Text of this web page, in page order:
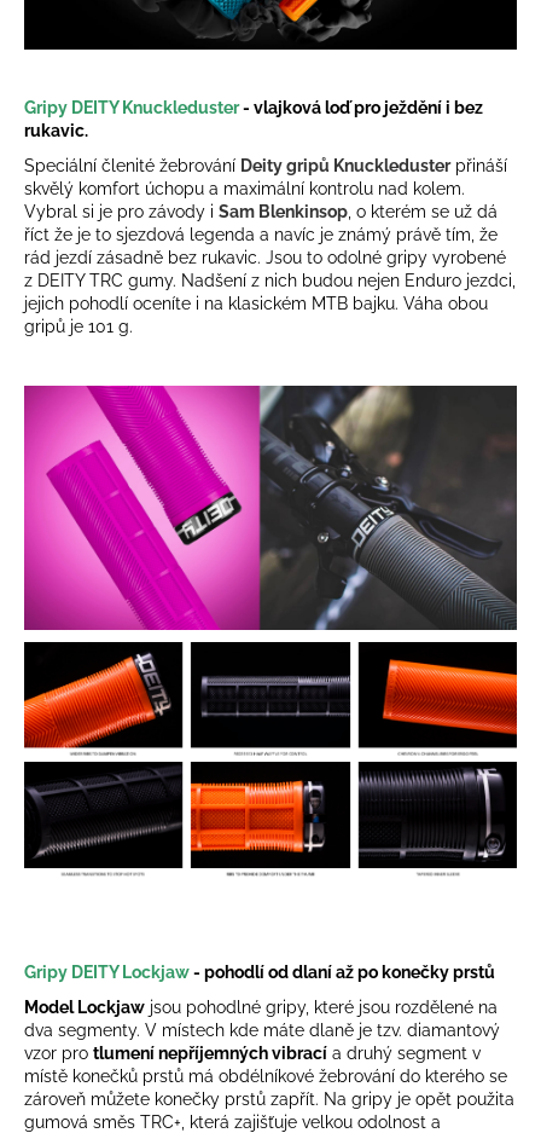
Gripy DEITY Knuckleduster- vlajková loď pro ježdění i bez
rukavic.
Speciální členité žebrování Deity gripů Knuckledusterpřináší
skvělý komfort úchopu a maximální kontrolu nad kolem.
Vybral si je pro závody i Sam Blenkinsop, o kterém se už dá
říct že je to sjezdová legenda a navíc je známý právě tím, že
rád jezdí zásadně bez rukavic. Jsou to odolné gripy vyrobené
z DEITY TRC gumy. Nadšení z nich budou nejen Enduro jezdci,
jejich pohodlí oceníte i na klasickém MTB bajku. Váha obou
gripů je 101 g.
Gripy DEITY Lockjaw- pohodlí od dlaní až po konečky prstů
Model Lockjaw jsou pohodlné gripy, které jsou rozdělené na
dva segmenty. V místech kde máte dlaně je tzv. diamantový
vzor pro tlumení nepříjemných vibrací a druhý segment v
místě konečků prstů má obdélníkové žebrování do kterého se
zároveň můžete konečky prstů zapřít. Na gripy je opět použita
gumová směs TRC+, která zajišťuje velkou odolnost a